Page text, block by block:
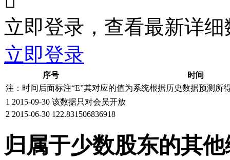
立即登录，查看最新详细
立即登录
序号
时间
注：时间后面标注“E”其对应的值为系统根据历史数据预测所
1 2015-09-30 该数据只对会员开放
2 2015-06-30 122.831506836918
归属于少数股东的其